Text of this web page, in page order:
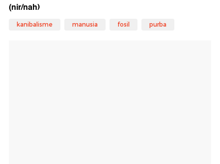
(nir/nah)
kanibalisme manusia fosil purba